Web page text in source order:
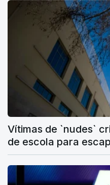
Vítimas de `nudes`
de escola para